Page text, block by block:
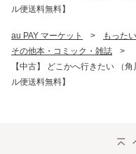
ル便送料無料】
au PAY マーケット > もった
その他本・コミック・雑誌
>
【中古】 どこかへ行きたい （
ル便送料無料】